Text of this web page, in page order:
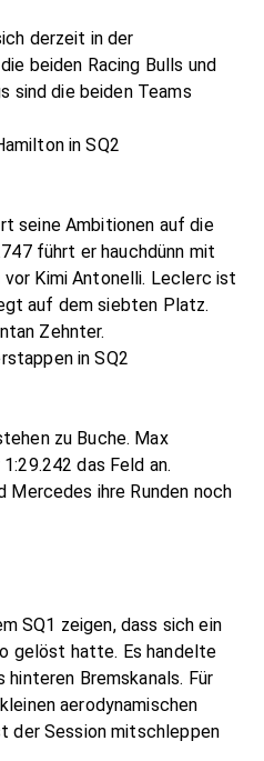
derzeit in der
beiden Racing Bulls und
sind die beiden Teams
in SQ2
seine Ambitionen auf die
führt er hauchdünn mit
vor Kimi Antonelli. Leclerc ist
auf dem siebten Platz.
Zehnter.
in SQ2
zu Buche. Max
das Feld an.
Mercedes ihre Runden noch
SQ1 zeigen, dass sich ein
gelöst hatte. Es handelte
hinteren Bremskanals. Für
aerodynamischen
der Session mitschleppen